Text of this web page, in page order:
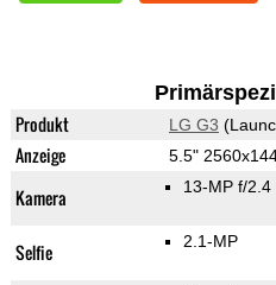
Produkt LG G3
Anzeige 5.5"
Kamera 13-MP f/2.4
Selfie 2.1-MP